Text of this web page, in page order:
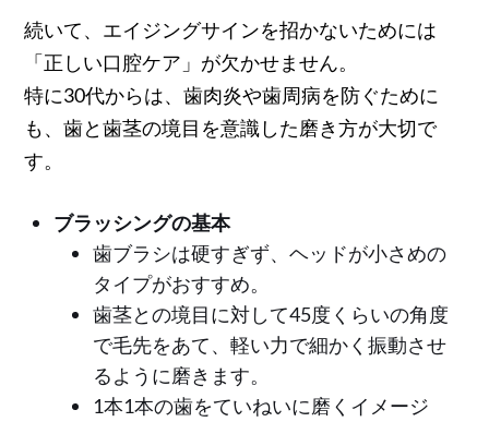
続いて、エイジングサインを招かないためには
「正しい口腔ケア」が欠かせません。
特に30代からは、歯肉炎や歯周病を防ぐために
も、歯と歯茎の境目を意識した磨き方が大切で
す。
ブラッシングの基本
歯ブラシは硬すぎず、ヘッドが小さめの
タイプがおすすめ。
歯茎との境目に対して45度くらいの角度
で毛先をあて、軽い力で細かく振動させ
るように磨きます。
1本1本の歯をていねいに磨くイメージ